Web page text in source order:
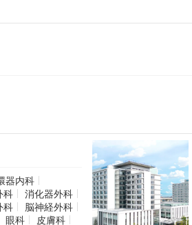
器内科
科
消化器外科
科
脳神経外科
眼科
皮膚科